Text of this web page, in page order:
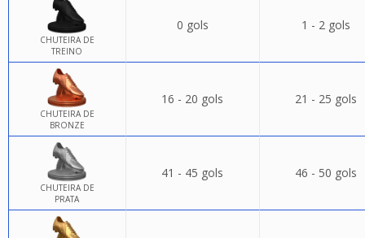
CHUTEIRA DE
TREINO
0 gols 1 - 2 gols
CHUTEIRA DE
BRONZE
16 - 20 gols 21 - 25 gols
CHUTEIRA DE
PRATA
41 - 45 gols 46 - 50 gols